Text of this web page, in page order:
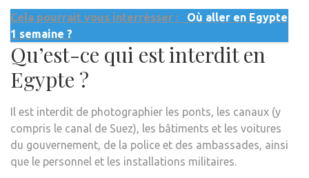
Cela pourrait vous interrésser :
Où aller en Egypte
1 semaine ?
Qu’est-ce qui est interdit en
Egypte ?
Il est interdit de photographier les ponts, les canaux (y
compris le canal de Suez), les bâtiments et les voitures
du gouvernement, de la police et des ambassades, ainsi
que le personnel et les installations militaires.